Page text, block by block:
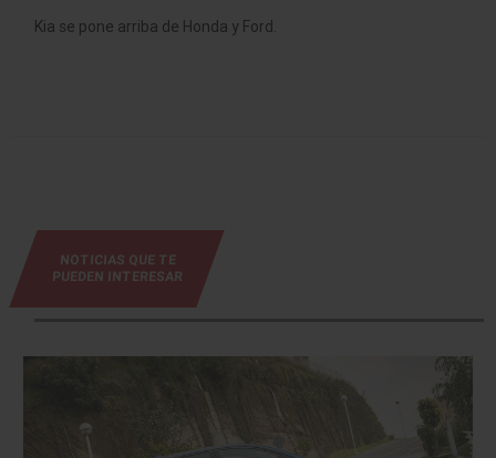
Kia se pone arriba de Honda y Ford.
NOTICIAS QUE TE
PUEDEN INTERESAR